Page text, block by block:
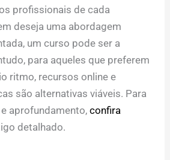
profissionais de cada
deseja uma abordagem
um curso pode ser a
para aqueles que preferem
ritmo, recursos online e
são alternativas viáveis. Para
aprofundamento,confira
detalhado.